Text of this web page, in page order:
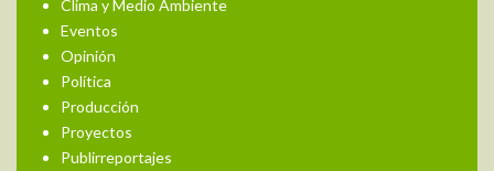
Clima y Medio Ambiente
Eventos
Opinión
Política
Producción
Proyectos
Publirreportajes